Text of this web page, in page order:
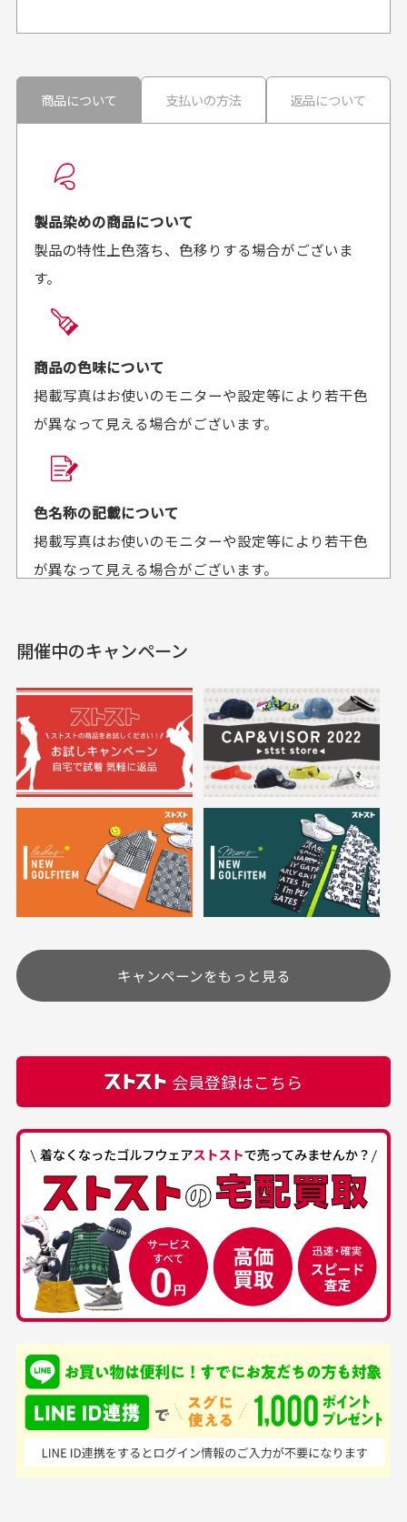
30代男性
良かった！
がとうございます。丁寧
に梱包されていて、商品
の状態も良好でした。気
があればよろしくお願い
30代男性
来ました。またお願いし
セールかつポイント
も使えて、お得に購
入出来ました
セールかつポイントも使
満足です。
おります
欲しかったスカートが購
30代女性
高価なブルゾンがお
高価なブルゾンがお安く
購入できました。状態も
最高でした。
30代女性
いつも素敵な商品を
す
美品です。いつも素敵な
商品をありがとうござい
ます。
30代男性
中古ゴルフウェアの
品揃えがすごい
て、ここまでゴルフブラ
ンドの取り扱いがあるの
はすごい。 毎日たくさ
んの商品がアップされて
いるので新作チェックす
50代男性
安心して中古ウェア
を買えるお店です
ており商品を大切にして
いる感が伝わってきまし
た 「フロント部分に汚
れあり」と記載ありまし
お届け希望日時をご指定頂けます。
ご注文時にご指定下さい。
商品の受け渡しは、ゆうパックでの配送のみとさせて
頂いております。
商品購入からどれくらいで発送してもらえます
か？
平日午前9時までのご注文で最短当日発送させて頂いて
おります。
せて頂いております。
送料はいくらかかりますか？
何点ご購入頂いた場合も全国一律で800円とさせて頂
いております。(1配送先につき)
また5,000円(税込)以上お買い物をして頂けた場合は送
※必ず１つのショッピングカートに複数商品を入れて
ご注文下さいませ。
定休日はありますか？
土.日.祝日は定休日となっております。
その他の休日につきましてはサイト上にて告知させて
頂きます。
カートの有効時間はありますか？
は自動的にカート内の商品が削除されますのでご注意
下さい。
お気に入り機能をご利用下さい。
商品について 支払いの方法 返品について
製品染めの商品について
製品の特性上色落ち、色移りする場合がございま
す。
商品の色味について
掲載写真はお使いのモニターや設定等により若干色
が異なって見える場合がございます。
色名称の記載について
掲載写真はお使いのモニターや設定等により若干色
が異なって見える場合がございます。
実寸サイズについて
一点一点手作業で計測しておりますので、若干の誤
差が生じる場合がございます。
においについて
ユーズド商品の特性故、メンテンスを行っておりま
すが、におい（煙草、香水、お香、古着特有の香
り、柔軟剤等)が付着している場合がございます。
付属品について
付属品の記載につきましては、弊社に入荷した時点
ある場合もございます。
経年劣化について
当店では商品の管理には細心の注意を払っておりま
すが、経年により素材の劣化やパーツの強度低下が
生じている場合がございます。
銀行振込（前払い）
入金確認後商品発送となります。
※土曜、日曜、祝日は入金確認及び発送業務は致しておりま
せん。
尚、お振込み手数料はお客様ご負担となります。入金確認後
商品発送となります。
ご注文頂いてから7日以内をお振込み期限とさせ
申し込まれた商品と届いた商品が異なっている場合
商品説明に記載されていない汚れやダメージがある商品
の場合
開催中のキャンペーン
キャンペーンをもっと見る
会員登録はこちら